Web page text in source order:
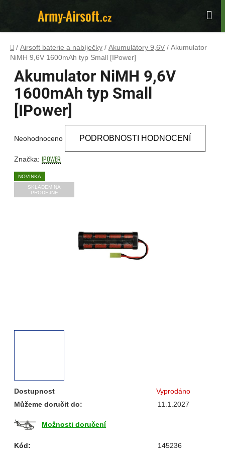
Domů
/ Airsoft baterie a nabíječky / Akumulátory 9,6V / Akumulator
NiMH 9,6V 1600mAh typ Small [IPower]
Dostupnost
Vyprodáno
Můžeme doručit do:
11.1.2027
Možnosti doručení
Kód: 145236
Akumulator NiMH 9,6V
1600mAh typ Small
[IPower]
produktu
je
0,0
z
Neohodnoceno PODROBNOSTI HODNOCENÍ
Značka:IPower
NOVINKA
SKLADEM NA
PRODEJNĚ